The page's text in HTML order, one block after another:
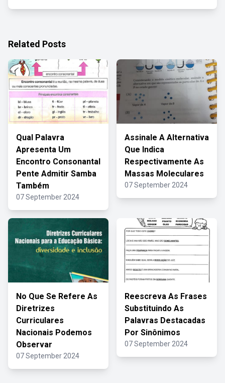
Related Posts
Qual Palavra
Apresenta Um
Encontro Consonantal
Pente Admitir Samba
Também
07 September 2024
Assinale A Alternativa
Que Indica
Respectivamente As
Massas Moleculares
07 September 2024
No Que Se Refere As
Diretrizes
Curriculares
Nacionais Podemos
Observar
07 September 2024
Reescreva As Frases
Substituindo As
Palavras Destacadas
Por Sinônimos
07 September 2024